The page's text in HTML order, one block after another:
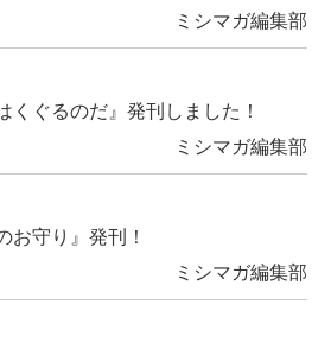
ミシマガ編集部
くぐるのだ』発刊しました！
ミシマガ編集部
お守り』発刊！
ミシマガ編集部